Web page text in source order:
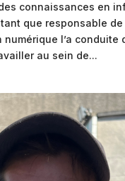
connaissances en
que responsable de
l’a conduite
au sein de...